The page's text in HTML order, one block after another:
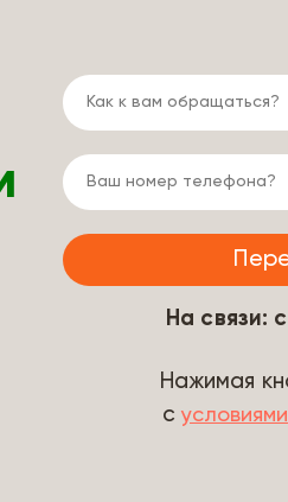
На связи:
Нажимая
с условиями